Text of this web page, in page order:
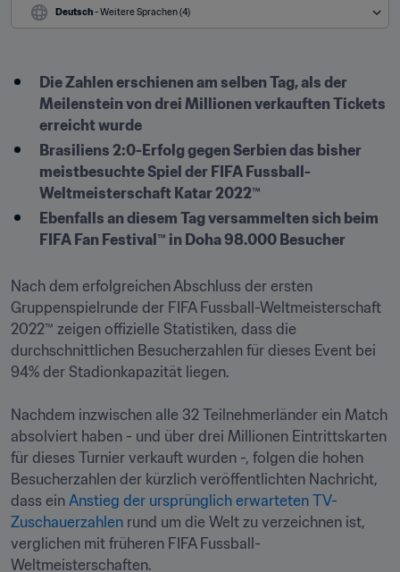
Deutsch - Weitere Sprachen (4)
Die Zahlen erschienen am selben Tag, als der
Meilenstein von drei Millionen verkauften Tickets
erreicht wurde
Brasiliens 2:0-Erfolg gegen Serbien das bisher
meistbesuchte Spiel der FIFA Fussball-
Weltmeisterschaft Katar 2022™
Ebenfalls an diesem Tag versammelten sich beim
FIFA Fan Festival™ in Doha 98.000 Besucher
Nach dem erfolgreichen Abschluss der ersten
Gruppenspielrunde der FIFA Fussball-Weltmeisterschaft
2022™ zeigen offizielle Statistiken, dass die
durchschnittlichen Besucherzahlen für dieses Event bei
94% der Stadionkapazität liegen.
Nachdem inzwischen alle 32 Teilnehmerländer ein Match
absolviert haben - und über drei Millionen Eintrittskarten
für dieses Turnier verkauft wurden -, folgen die hohen
Besucherzahlen der kürzlich veröffentlichten Nachricht,
dass ein Anstieg der ursprünglich erwarteten TV-
Zuschauerzahlen rund um die Welt zu verzeichnen ist,
verglichen mit früheren FIFA Fussball-
Weltmeisterschaften.